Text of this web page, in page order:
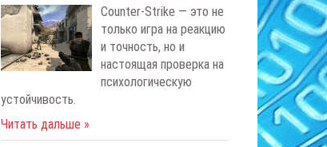
Counter-Strike — это не
только игра на реакцию
и точность, но и
настоящая проверка на
психологическую
устойчивость.
Читать дальше »